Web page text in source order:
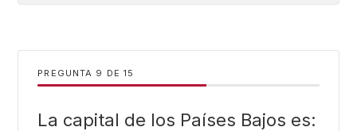
PREGUNTA DE 15
La capital de los Países Bajos es: